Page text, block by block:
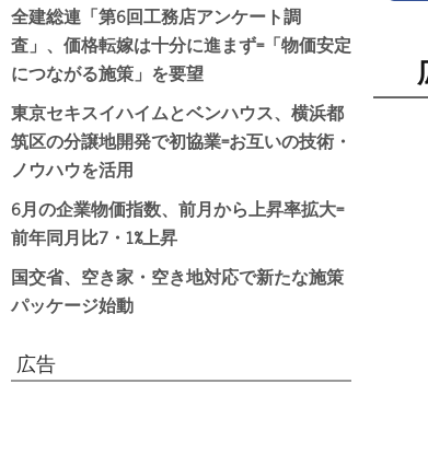
全建総連「第6回工務店アンケート調
査」、価格転嫁は十分に進まず=「物価安定
につながる施策」を要望
東京セキスイハイムとベンハウス、横浜都
筑区の分譲地開発で初協業=お互いの技術・
ノウハウを活用
6月の企業物価指数、前月から上昇率拡大=
前年同月比7・1%上昇
国交省、空き家・空き地対応で新たな施策
パッケージ始動
広告